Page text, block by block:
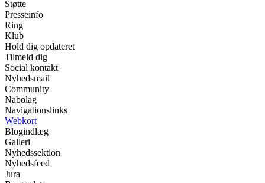
Støtte
Presseinfo
Ring
Klub
Hold dig opdateret
Tilmeld dig
Social kontakt
Nyhedsmail
Community
Nabolag
Navigationslinks
Webkort
Blogindlæg
Galleri
Nyhedssektion
Nyhedsfeed
Jura